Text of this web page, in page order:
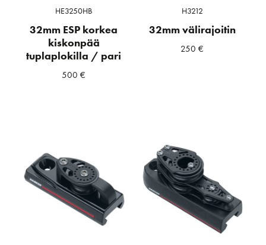
HE3250HB
32mm ESP korkea
kiskonpää
tuplaplokilla / pari
500€
H3212
32mm välirajoitin
250€